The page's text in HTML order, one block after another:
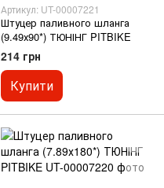
Артикул: UT-00007221
Штуцер паливного шланга
(9.49х90*) ТЮНІНГ PITBIKE
214 грн
Купити